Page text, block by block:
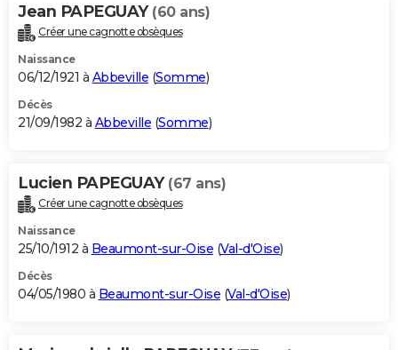
Jean PAPEGUAY (60 ans)
Créer une cagnotte obsèques
Naissance
06/12/1921 à Abbeville (Somme)
Décès
21/09/1982 à Abbeville (Somme)
Lucien PAPEGUAY (67 ans)
Créer une cagnotte obsèques
Naissance
25/10/1912 à Beaumont-sur-Oise (Val-d'Oise)
Décès
04/05/1980 à Beaumont-sur-Oise (Val-d'Oise)